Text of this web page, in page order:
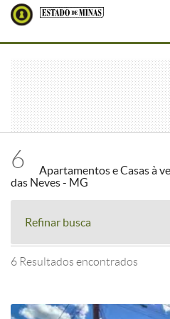
6
Apartamentos e Casas à
das Neves - MG
Refinar busca
6 Resultados encontrados